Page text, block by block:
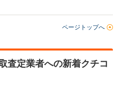
ページトップへ
査定業者への新着クチコ